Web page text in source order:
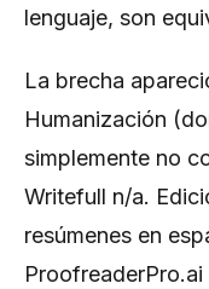
lenguaje, son
La brecha
Humanización
simplemente no
Writefull n/a.
resúmenes en